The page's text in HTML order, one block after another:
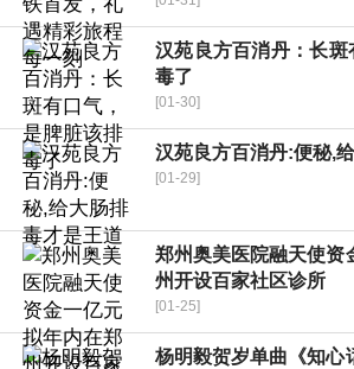
汉苑良方百消丹：长
毒了
[01-30]
汉苑良方百消丹:便秘,
[01-29]
郑州奥美医院融天使资
州开设百家社区诊所
[01-25]
杨明毅贺岁单曲《知心